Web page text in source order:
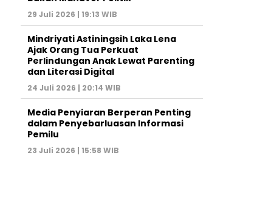
29 Juli 2026 | 19:13 WIB
Mindriyati Astiningsih Laka Lena
Ajak Orang Tua Perkuat
Perlindungan Anak Lewat Parenting
dan Literasi Digital
24 Juli 2026 | 20:14 WIB
Media Penyiaran Berperan Penting
dalam Penyebarluasan Informasi
Pemilu
23 Juli 2026 | 15:58 WIB